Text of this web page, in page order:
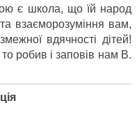
є школа, що їй народ
взаєморозуміння вам,
вдячності дітей!
робив і заповів нам В.